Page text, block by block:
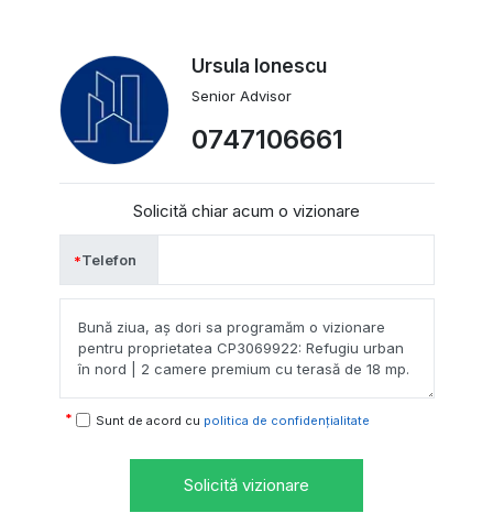
Ursula Ionescu
Senior Advisor
0747106661
Solicită chiar acum o vizionare
Telefon
Sunt de acord cu politica de confidențialitate
Solicită vizionare